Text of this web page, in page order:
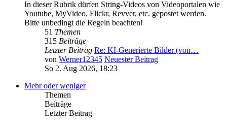
In dieser Rubrik dürfen String-Videos von Videoportalen wie
Youtube, MyVideo, Flickr, Revver, etc. gepostet werden.
Bitte unbedingt die Regeln beachten!
51 Themen
315 Beiträge
Letzter Beitrag Re: KI-Generierte Bilder (von…
von Werner12345 Neuester Beitrag
So 2. Aug 2026, 18:23
Mehr oder weniger
Themen
Beiträge
Letzter Beitrag